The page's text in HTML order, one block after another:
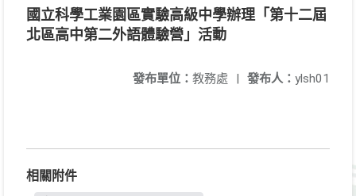
國立科學工業園區實驗高級中學辦理「第十二屆
北區高中第二外語體驗營」活動
發布人： ylsh01
發布單位： 教務處 |
相關附件